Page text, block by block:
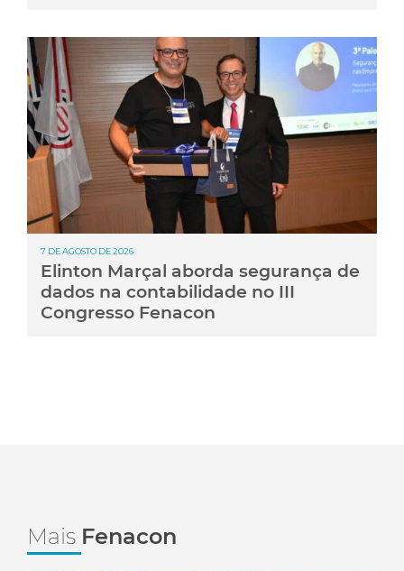
7 DE AGOSTO DE 2026
Elinton Marçal aborda segurança de
dados na contabilidade no III
Congresso Fenacon
Mais Fenacon